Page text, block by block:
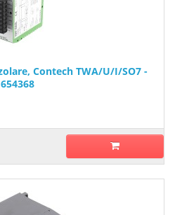
Contech TWA/U/I/SO7 -
654368